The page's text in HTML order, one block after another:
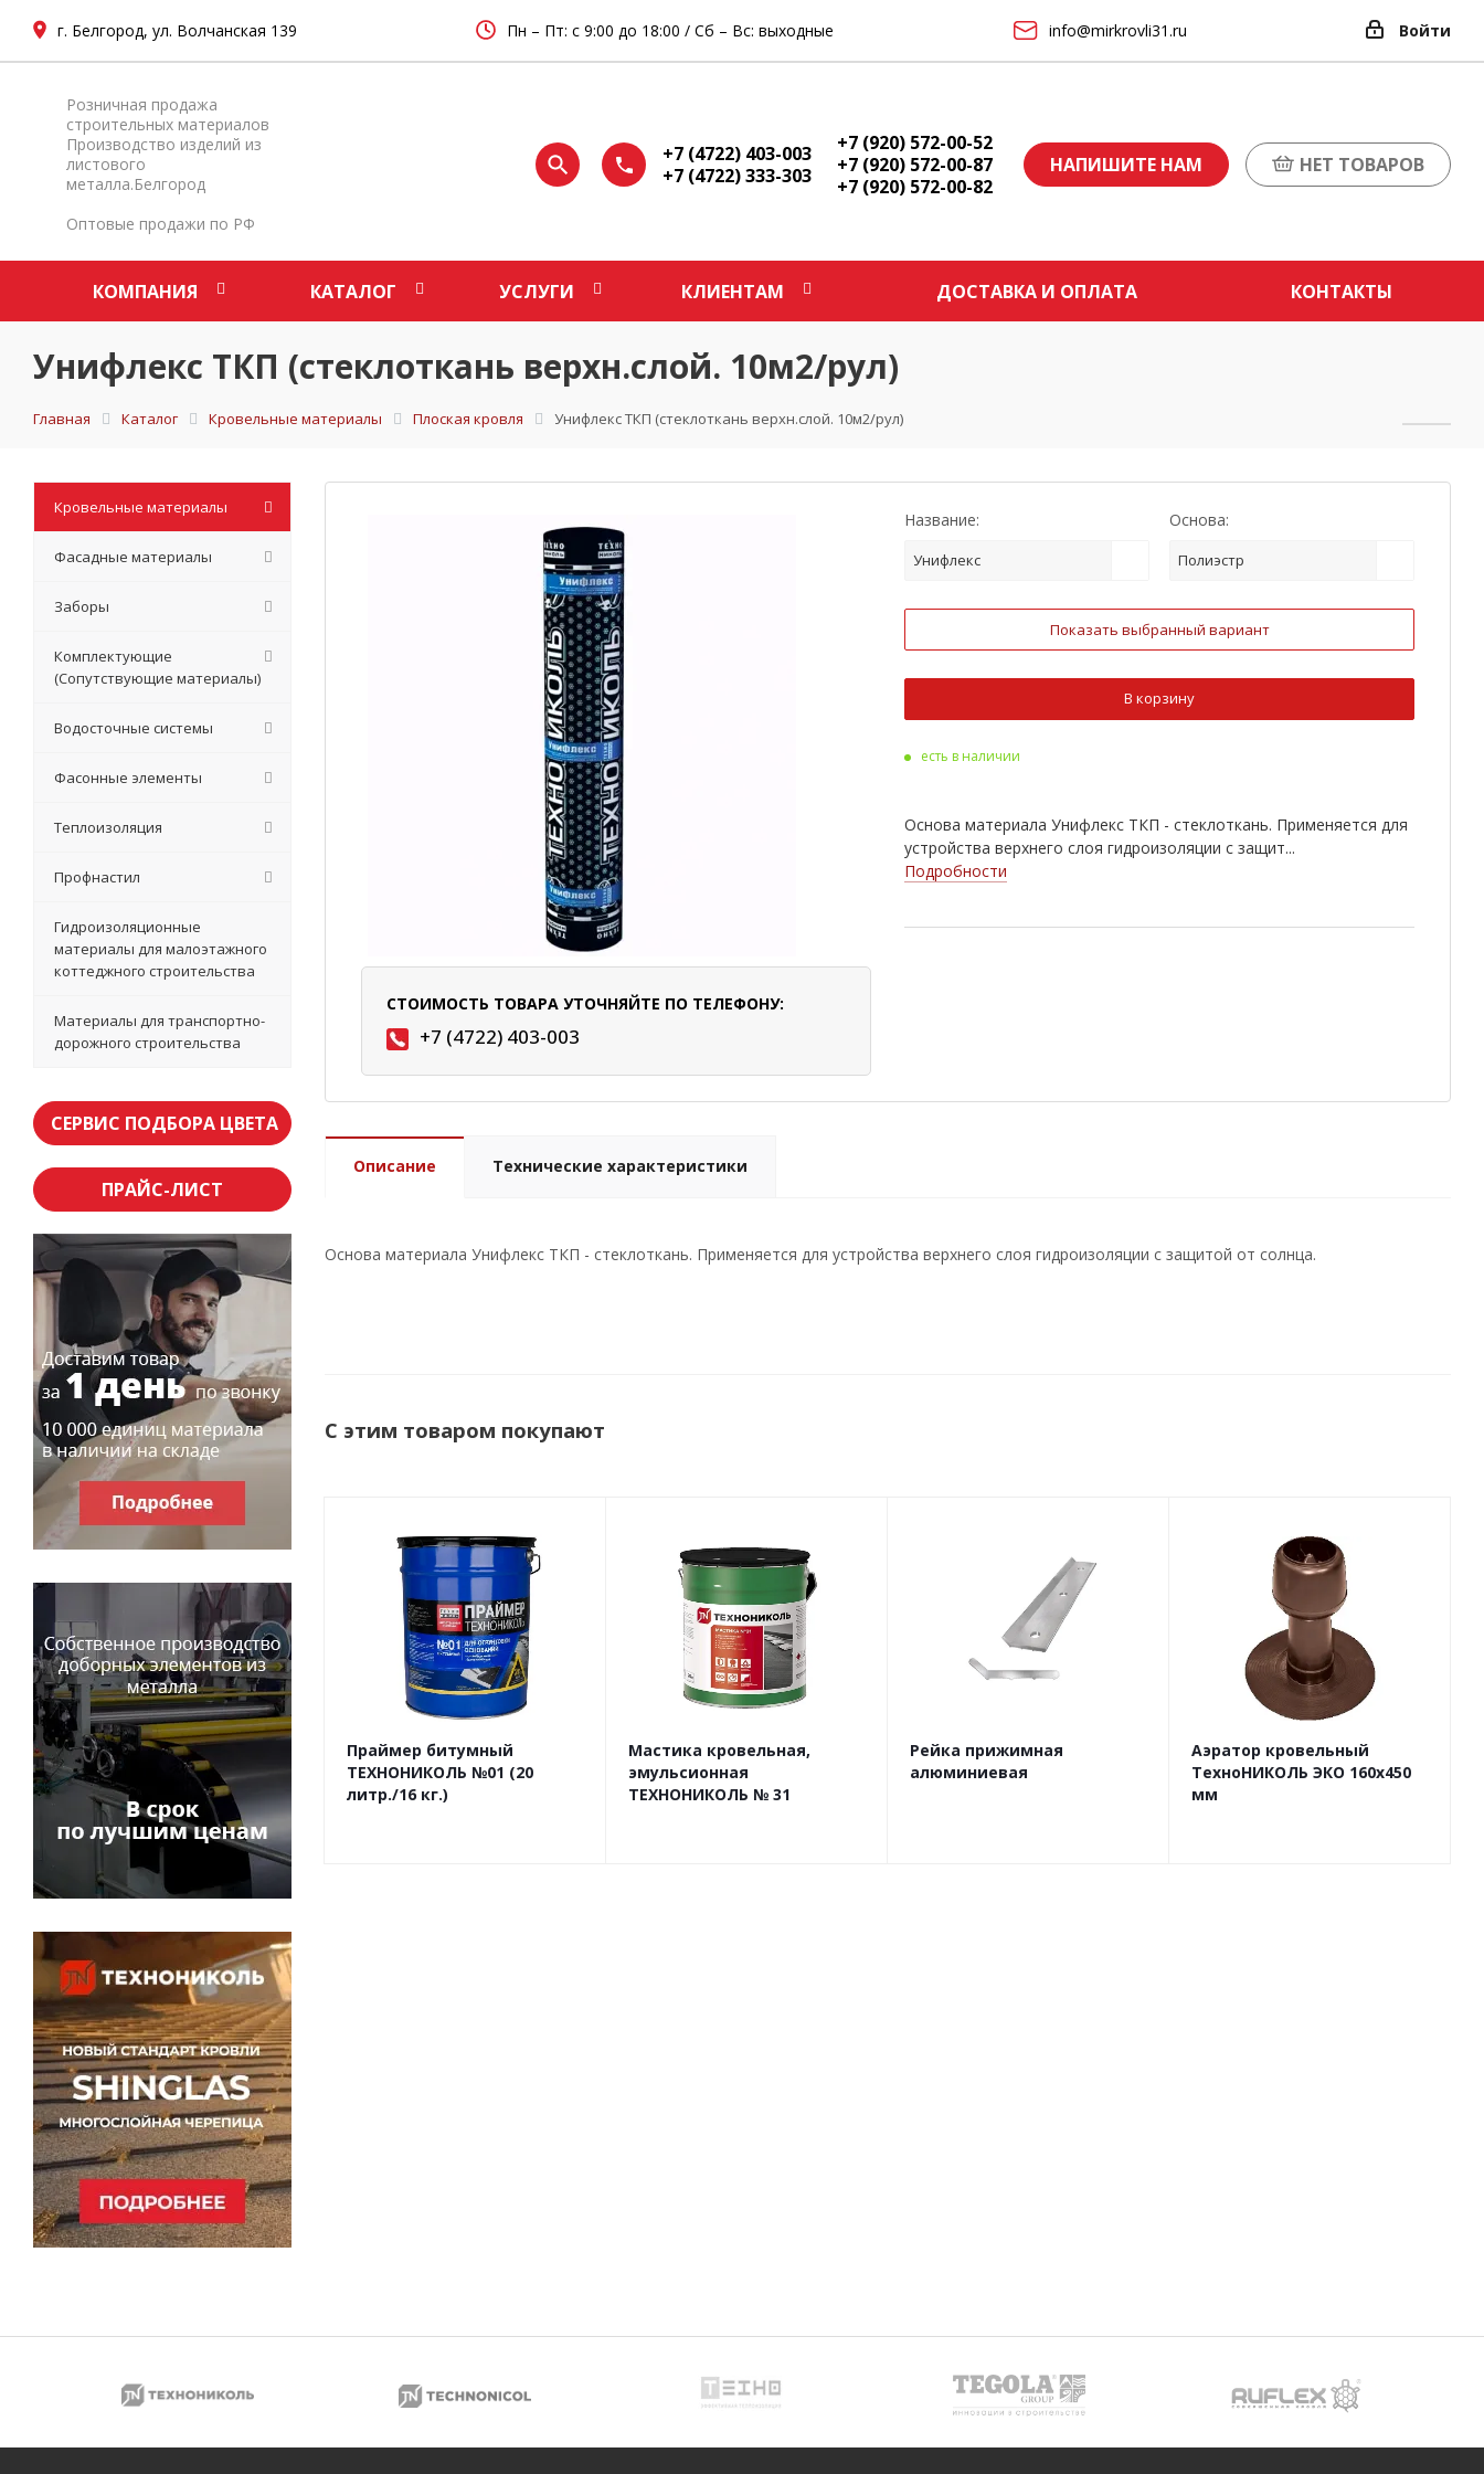
г. Белгород, ул. Волчанская 139 Пн – Пт: с 9:00 до 18:00 / Сб – Вс: выходные info@mirkrovli31.ru Войти
Розничная продажа
строительных материалов
Производство изделий из
листового
металла.Белгород
Оптовые продажи по РФ
+7 (4722) 403-003
+7 (4722) 333-303
+7 (920) 572-00-52
+7 (920) 572-00-87
+7 (920) 572-00-82
НАПИШИТЕ НАМ НЕТ ТОВАРОВ
КОМПАНИЯ КАТАЛОГ УСЛУГИ КЛИЕНТАМ ДОСТАВКА И ОПЛАТА КОНТАКТЫ
Унифлекс ТКП (стеклоткань верхн.слой. 10м2/рул)
Главная Каталог Кровельные материалы Плоская кровля Унифлекс ТКП (стеклоткань верхн.слой. 10м2/рул)
СТОИМОСТЬ ТОВАРА УТОЧНЯЙТЕ ПО ТЕЛЕФОНУ:
+7 (4722) 403-003
Название:
Унифлекс
Основа:
Полиэстр
Показать выбранный вариант
В корзину
есть в наличии
Основа материала Унифлекс ТКП - стеклоткань. Применяется для
устройства верхнего слоя гидроизоляции с защит...
Подробности
Описание Технические характеристики
Основа материала Унифлекс ТКП - стеклоткань. Применяется для устройства верхнего слоя гидроизоляции с защитой от солнца.
С этим товаром покупают
Праймер битумный
ТЕХНОНИКОЛЬ №01 (20
литр./16 кг.)
Мастика кровельная,
эмульсионная
ТЕХНОНИКОЛЬ № 31
Рейка прижимная
алюминиевая
Аэратор кровельный
ТехноНИКОЛЬ ЭКО 160х450
мм
Кровельные материалы
Фасадные материалы
Заборы
Комплектующие
(Сопутствующие материалы)
Водосточные системы
Фасонные элементы
Теплоизоляция
Профнастил
Гидроизоляционные
материалы для малоэтажного
коттеджного строительства
Материалы для транспортно-
дорожного строительства
СЕРВИС ПОДБОРА ЦВЕТА
ПРАЙС-ЛИСТ